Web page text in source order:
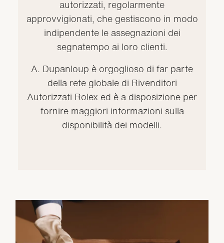
autorizzati, regolarmente
approvvigionati, che gestiscono in modo
indipendente le assegnazioni dei
segnatempo ai loro clienti.
A. Dupanloup è orgoglioso di far parte
della rete globale di Rivenditori
Autorizzati Rolex ed è a disposizione per
fornire maggiori informazioni sulla
disponibilità dei modelli.